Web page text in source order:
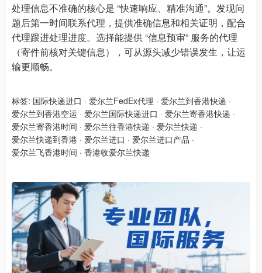
处理信息不准确的核心是 “快速响应、精准沟通”。发现问
题后第一时间联系代理，提供准确信息和相关证明，配合
代理跟进处理进度。选择能提供 “信息预审” 服务的代理
（寄件前核对关键信息），可从源头减少错误发生，让运
输更顺畅。
标签: 国际快递进口 · 爱尔兰FedEx代理 · 爱尔兰到香港快递 ·
爱尔兰到香港空运 · 爱尔兰国际快递进口 · 爱尔兰寄香港快递 ·
爱尔兰寄香港时间 · 爱尔兰往香港快递 · 爱尔兰快递 ·
爱尔兰快递到香港 · 爱尔兰进口 · 爱尔兰进口产品 ·
爱尔兰飞香港时间 · 香港收爱尔兰快递